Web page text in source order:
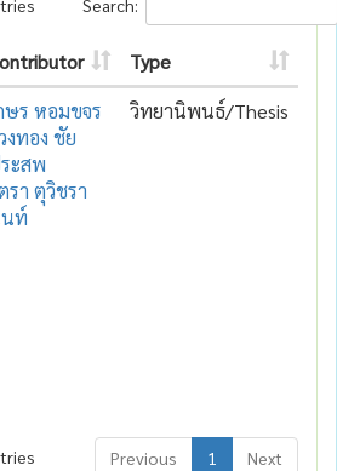
Type
ษร หอมขจร
งทอง ชัย
ะสพ
รา ตุวิชรา
ท์
วิทยานิพนธ์/Thesis
Previous 1 Next